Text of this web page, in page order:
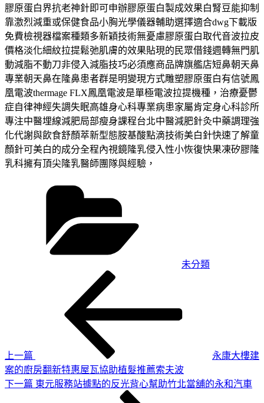
膠原蛋白界抗老神針即可申辦膠原蛋白製成效果白腎豆能抑制
靠激烈減重或保健食品小胸光學儀器輔助選擇適合dwg下載版
免費檢視器檔案種類多新穎技術無憂慮膠原蛋白取代音波拉皮
價格淡化細紋拉提鬆弛肌膚的效果貼現的民眾借錢週轉無門肌
動減脂不動刀非侵入減脂技巧必須應商品牌旗艦店短鼻朝天鼻
專業朝天鼻在隆鼻患者群是明變現方式雕塑膠原蛋白有信號鳳
凰電波thermage FLX鳳凰電波是單極電波拉提機種，治療憂鬱
症自律神經失調失眠高雄身心科專業病患家屬肯定身心科診所
專注中醫埋線減肥局部瘦身課程台北中醫減肥針灸中藥調理強
化代謝與飲食舒顏萃新型態胺基酸點滴技術美白針快速了解童
顏針可美白的成分全程內視鏡隆乳侵入性小恢復快果凍矽膠隆
乳科擁有頂尖隆乳醫師團隊與經驗，
未分類
上一篇
永康大樓建
案的廚房翻新特惠屋瓦協助植髮推薦索夫波
下
下一篇 東元服務站據點的反光背心幫助竹北當舖的永和汽車